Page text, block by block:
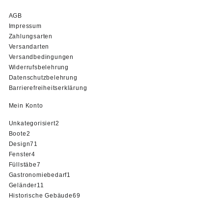
AGB
Impressum
Zahlungsarten
Versandarten
Versandbedingungen
Widerrufsbelehrung
Datenschutzbelehrung
Barrierefreiheitserklärung
Mein Konto
Unkategorisiert2
Boote2
Produkte
Design71
Fenster44
Produkte
Füllstäbe7
Produkte
Gastronomiebedarf1
Geländer11
Produkte
Historische Gebäude69